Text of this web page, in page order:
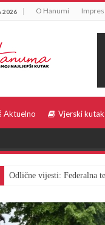
2026 O Hanumi
Aktuelno Vjerski kutak
Odlične vijesti: Federalna